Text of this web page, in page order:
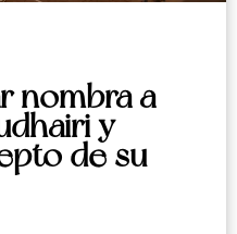
nombra a
y
de su